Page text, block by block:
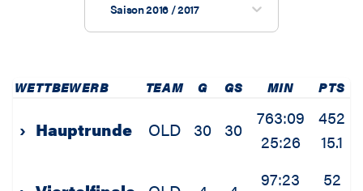
Saison 2016 / 2017
WETTBEWERB TEAM G GS MIN PTS
› Hauptrunde OLD 30 30
763:09
25:26
452
15.1
97:23
52